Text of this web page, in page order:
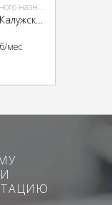
Инвестиции в помещение свободного назначения (ПСН)
г. Москва, пос. Десеновское, Калужское ш., 31 км, д. 4А
мес